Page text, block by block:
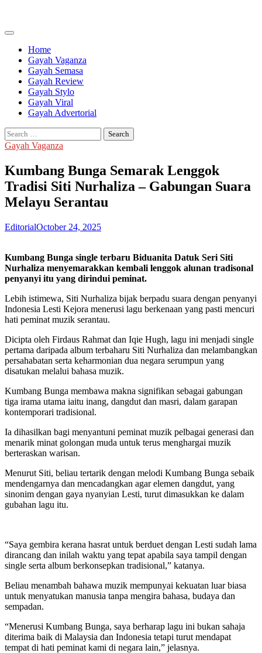
content
Home
Gayah Vaganza
Gayah Semasa
Gayah Review
Gayah Stylo
Gayah Viral
Gayah Advertorial
Search
for:
Gayah Vaganza
Kumbang Bunga Semarak Lenggok
Tradisi Siti Nurhaliza – Gabungan Suara
Melayu Serantau
EditorialOctober 24, 2025
Kumbang Bunga single terbaru Biduanita Datuk Seri Siti
Nurhaliza menyemarakkan kembali lenggok alunan tradisonal
penyanyi itu yang dirindui peminat.
Lebih istimewa, Siti Nurhaliza bijak berpadu suara dengan penyanyi
Indonesia Lesti Kejora menerusi lagu berkenaan yang pasti mencuri
hati peminat muzik serantau.
Dicipta oleh Firdaus Rahmat dan Iqie Hugh, lagu ini menjadi single
pertama daripada album terbaharu Siti Nurhaliza dan melambangkan
persahabatan serta keharmonian dua negara serumpun yang
disatukan melalui bahasa muzik.
Kumbang Bunga membawa makna signifikan sebagai gabungan
tiga irama utama iaitu inang, dangdut dan masri, dalam garapan
kontemporari tradisional.
Ia dihasilkan bagi menyantuni peminat muzik pelbagai generasi dan
menarik minat golongan muda untuk terus menghargai muzik
berteraskan warisan.
Menurut Siti, beliau tertarik dengan melodi Kumbang Bunga sebaik
mendengarnya dan mencadangkan agar elemen dangdut, yang
sinonim dengan gaya nyanyian Lesti, turut dimasukkan ke dalam
gubahan lagu itu.
“Saya gembira kerana hasrat untuk berduet dengan Lesti sudah lama
dirancang dan inilah waktu yang tepat apabila saya tampil dengan
single serta album berkonsepkan tradisional,” katanya.
Beliau menambah bahawa muzik mempunyai kekuatan luar biasa
untuk menyatukan manusia tanpa mengira bahasa, budaya dan
sempadan.
“Menerusi Kumbang Bunga, saya berharap lagu ini bukan sahaja
diterima baik di Malaysia dan Indonesia tetapi turut mendapat
tempat di hati peminat kami di negara lain,” jelasnya.